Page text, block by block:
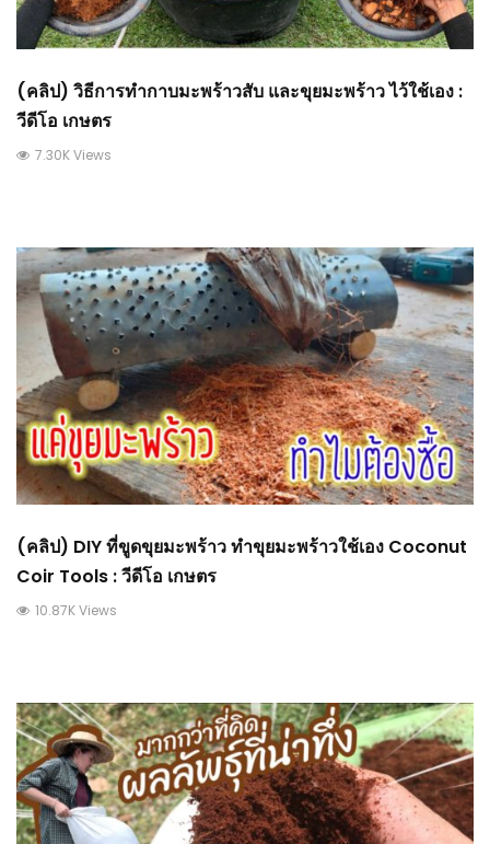
(คลิป) วิธีการทำกาบมะพร้าวสับ และขุยมะพร้าว ไว้ใช้เอง :
วีดีโอ เกษตร
7.30K Views
(คลิป) DIY ที่ขูดขุยมะพร้าว ทำขุยมะพร้าวใช้เอง Coconut
Coir Tools : วีดีโอ เกษตร
10.87K Views